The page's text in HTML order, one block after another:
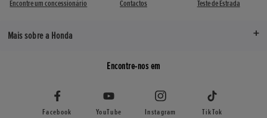
Encontre um concessionário Contactos Teste de Estrada
Mais sobre a Honda
Encontre-nos em
Facebook YouTube Instagram TikTok